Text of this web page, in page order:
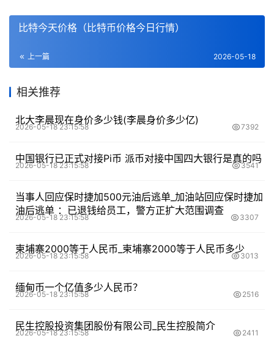
比特今天价格（比特币价格今日行情）
上一篇 2026-05-18
相关推荐
北大李晨现在身价多少钱(李晨身价多少亿)
2026-05-18 23:15:58 7392
中国银行已正式对接Pi币 派币对接中国四大银行是真的吗
2026-05-18 23:15:58 3541
当事人回应保时捷加500元油后逃单_加油站回应保时捷加
油后逃单 ：已退钱给员工，警方正扩大范围调查
2026-05-18 23:15:58 3307
柬埔寨2000等于人民币_柬埔寨2000等于人民币多少
2026-05-18 23:15:58 3013
缅甸币一个亿值多少人民币？
2026-05-18 23:15:58 2516
民生控股投资集团股份有限公司_民生控股简介
2026-05-18 23:15:58 2411